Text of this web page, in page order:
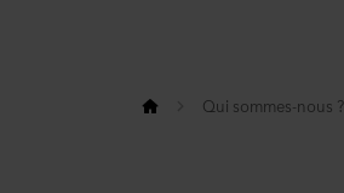
Qui sommes-nous ?